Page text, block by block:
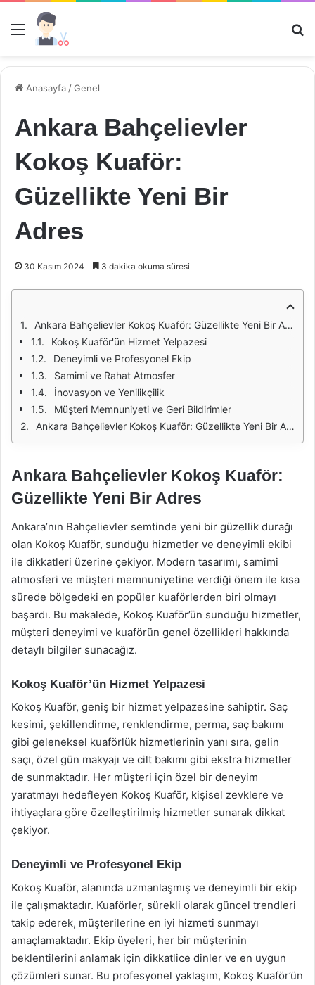
Menü
Anasayfa /Genel
Ankara Bahçelievler
Kokoş Kuaför:
Güzellikte Yeni Bir
Adres
30 Kasım 2024 3 dakika okuma süresi
Ankara Bahçelievler Kokoş Kuaför: Güzellikte Yeni Bir Adres
Kokoş Kuaför'ün Hizmet Yelpazesi
Deneyimli ve Profesyonel Ekip
Samimi ve Rahat Atmosfer
İnovasyon ve Yenilikçilik
Müşteri Memnuniyeti ve Geri Bildirimler
Ankara Bahçelievler Kokoş Kuaför: Güzellikte Yeni Bir Adres
Ankara Bahçelievler Kokoş Kuaför:
Güzellikte Yeni Bir Adres
Ankara’nın Bahçelievler semtinde yeni bir güzellik durağı
olan Kokoş Kuaför, sunduğu hizmetler ve deneyimli ekibi
ile dikkatleri üzerine çekiyor. Modern tasarımı, samimi
atmosferi ve müşteri memnuniyetine verdiği önem ile kısa
sürede bölgedeki en popüler kuaförlerden biri olmayı
başardı. Bu makalede, Kokoş Kuaför’ün sunduğu hizmetler,
müşteri deneyimi ve kuaförün genel özellikleri hakkında
detaylı bilgiler sunacağız.
Kokoş Kuaför’ün Hizmet Yelpazesi
Kokoş Kuaför, geniş bir hizmet yelpazesine sahiptir. Saç
kesimi, şekillendirme, renklendirme, perma, saç bakımı
gibi geleneksel kuaförlük hizmetlerinin yanı sıra, gelin
saçı, özel gün makyajı ve cilt bakımı gibi ekstra hizmetler
de sunmaktadır. Her müşteri için özel bir deneyim
yaratmayı hedefleyen Kokoş Kuaför, kişisel zevklere ve
ihtiyaçlara göre özelleştirilmiş hizmetler sunarak dikkat
çekiyor.
Deneyimli ve Profesyonel Ekip
Kokoş Kuaför, alanında uzmanlaşmış ve deneyimli bir ekip
ile çalışmaktadır. Kuaförler, sürekli olarak güncel trendleri
takip ederek, müşterilerine en iyi hizmeti sunmayı
amaçlamaktadır. Ekip üyeleri, her bir müşterinin
beklentilerini anlamak için dikkatlice dinler ve en uygun
çözümleri sunar. Bu profesyonel yaklaşım, Kokoş Kuaför’ün